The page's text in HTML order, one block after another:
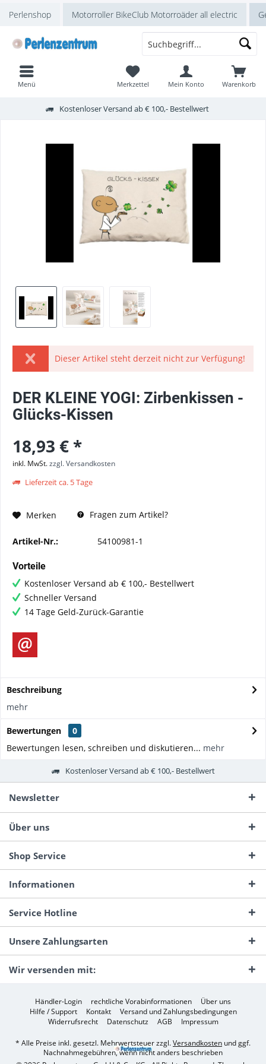
Perlenshop Motorroller BikeClub Motorroäder all electric
Kostenloser Versand ab € 100,- Bestellwert
Warenkorb
Merkzettel Mein Konto
Menü
Dieser Artikel steht derzeit nicht zur Verfügung!
DER KLEINE YOGI: Zirbenkissen -
Glücks-Kissen
18,93 € *
inkl. MwSt.zzgl. Versandkosten
Lieferzeit ca. 5 Tage
Merken Fragen zum Artikel?
Artikel-Nr.: 54100981-1
Vorteile
Kostenloser Versand ab € 100,- Bestellwert
Schneller Versand
14 Tage Geld-Zurück-Garantie
Beschreibung
mehr
Bewertungen
0
Bewertungen lesen, schreiben und diskutieren... mehr
Kostenloser Versand ab € 100,- Bestellwert
Newsletter
Über uns
Shop Service
Informationen
Service Hotline
Unsere Zahlungsarten
Wir versenden mit:
Händler-Login rechtliche Vorabinformationen
Über uns
Hilfe / Support
Kontakt
Versand und Zahlungsbedingungen
Widerrufsrecht
Datenschutz AGB Impressum
* Alle Preise inkl. gesetzl. Mehrwertsteuer zzgl.Versandkosten und ggf.
Nachnahmegebühren, wenn nicht anders beschrieben